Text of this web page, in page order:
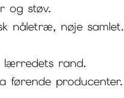
og støv.
nåletræ, nøje samlet.
lærredets rand.
førende producenter.